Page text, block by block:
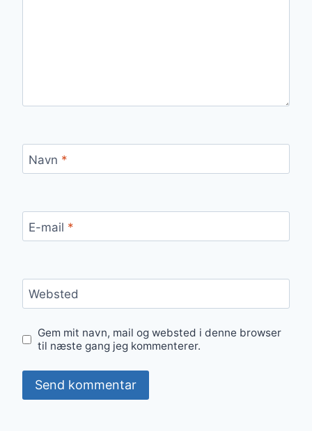
Navn *
E-mail *
Websted
Gem mit navn, mail og websted i denne browser
til næste gang jeg kommenterer.